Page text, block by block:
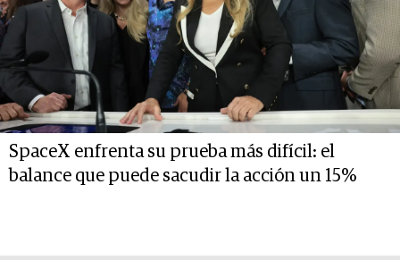
SpaceX enfrenta su prueba más difícil: el
balance que puede sacudir la acción un 15%